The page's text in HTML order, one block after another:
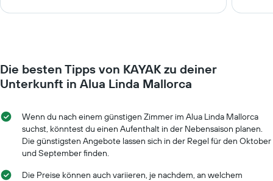
Die besten Tipps von KAYAK zu deiner
Unterkunft in Alua Linda Mallorca
Wenn du nach einem günstigen Zimmer im Alua Linda Mallorca
suchst, könntest du einen Aufenthalt in der Nebensaison planen.
Die günstigsten Angebote lassen sich in der Regel für den Oktober
und September finden.
Die Preise können auch variieren, je nachdem, an welchem